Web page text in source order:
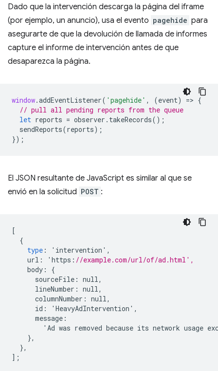
Dado que la intervención descarga la página del iframe
(por ejemplo, un anuncio), usa el evento pagehide para
asegurarte de que la devolución de llamada de informes
capture el informe de intervención antes de que
desaparezca la página.
window.addEventListener( 'pagehide' , (event) => {
// pull all pending reports from the queue
let reports = observer . takeRecords();
sendReports(reports);
});
El JSON resultante de JavaScript es similar al que se
envió en la solicitud POST :
[
{
type : ' intervention ' ,
url : ' https : //example.com/url/of/ad.html',
body :
{
sourceFile : null ,
lineNumber : null ,
columnNumber : null ,
id : ' HeavyAdIntervention ' ,
message :
' Ad was removed because its network usage
},
},
];